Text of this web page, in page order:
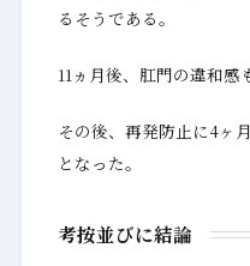
るそうである。
11ヵ月後、肛門の違和感
その後、再発防止に4ヶ
となった。
考按並びに結論